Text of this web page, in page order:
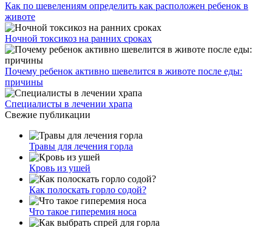
Как по шевелениям определить как расположен ребенок в
животе
Ночной токсикоз на ранних сроках
Почему ребенок активно шевелится в животе после еды:
причины
Специалисты в лечении храпа
Свежие публикации
Травы для лечения горла
Кровь из ушей
Как полоскать горло содой?
Что такое гиперемия носа